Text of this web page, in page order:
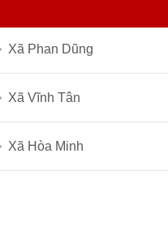
Xã Phan Dũng
Xã Vĩnh Tân
Xã Hòa Minh